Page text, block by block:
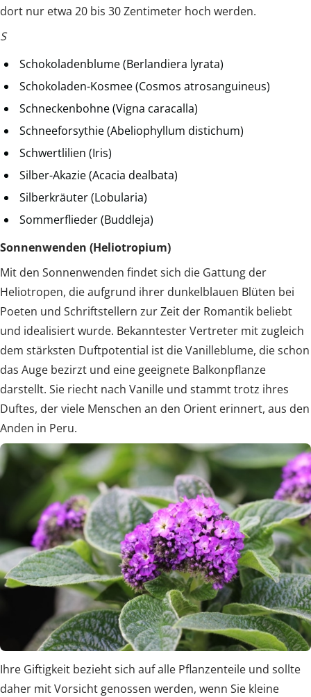
dort nur etwa 20 bis 30 Zentimeter hoch werden.
S
Schokoladenblume (Berlandiera lyrata)
Schokoladen-Kosmee (Cosmos atrosanguineus)
Schneckenbohne (Vigna caracalla)
Schneeforsythie (Abeliophyllum distichum)
Schwertlilien (Iris)
Silber-Akazie (Acacia dealbata)
Silberkräuter (Lobularia)
Sommerflieder (Buddleja)
Sonnenwenden (Heliotropium)
Mit den Sonnenwenden findet sich die Gattung der
Heliotropen, die aufgrund ihrer dunkelblauen Blüten bei
Poeten und Schriftstellern zur Zeit der Romantik beliebt
und idealisiert wurde. Bekanntester Vertreter mit zugleich
dem stärksten Duftpotential ist die Vanilleblume, die schon
das Auge bezirzt und eine geeignete Balkonpflanze
darstellt. Sie riecht nach Vanille und stammt trotz ihres
Duftes, der viele Menschen an den Orient erinnert, aus den
Anden in Peru.
Ihre Giftigkeit bezieht sich auf alle Pflanzenteile und sollte
daher mit Vorsicht genossen werden, wenn Sie kleine